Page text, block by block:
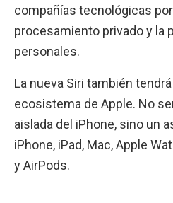
compañías tecnológicas
procesamiento privado y la
personales.
La nueva Siri también
ecosistema de Apple. No
aislada del iPhone, sino un
iPhone, iPad, Mac, Apple
y AirPods.